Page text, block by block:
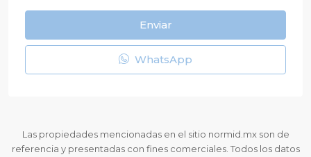
Enviar
WhatsApp
Las propiedades mencionadas en el sitio normid.mx son de
referencia y presentadas con fines comerciales. Todos los datos